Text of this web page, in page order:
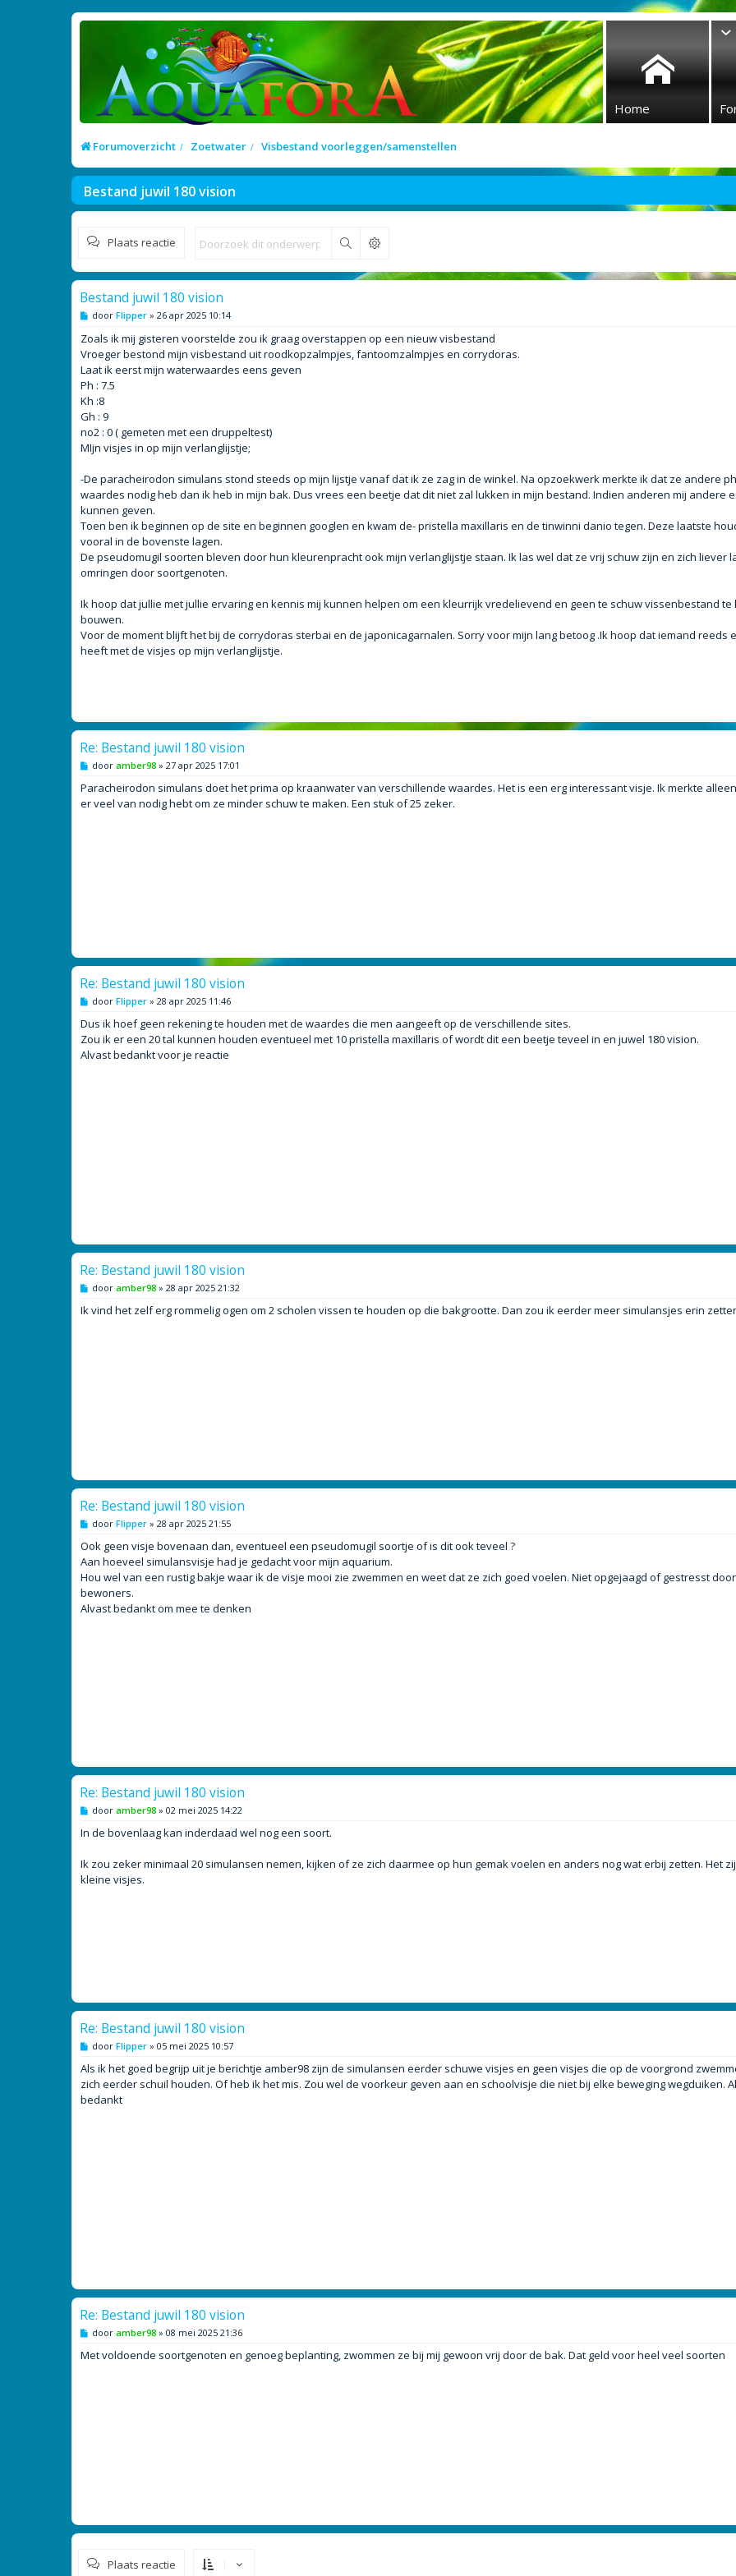
Home
Forumoverzicht Zoetwater Visbestand voorleggen/samenstellen
Bestand juwil 180 vision
Plaats reactie Zoek
Bestand juwil 180 vision
B
r
i
c
h
door Flipper » 26 apr 2025 10:14
Zoals ik mij gisteren voorstelde zou ik graag overstappen op een nieuw visbestand
Vroeger bestond mijn visbestand uit roodkopzalmpjes, fantoomzalmpjes en corrydoras.
Laat ik eerst mijn waterwaardes eens geven
Ph : 7.5
Kh :8
Gh : 9
no2 : 0 ( gemeten met een druppeltest)
MIjn visjes in op mijn verlanglijstje;
-De paracheirodon simulans stond steeds op mijn lijstje vanaf dat ik ze zag in de winkel. Na opzoekwerk merkte ik dat ze andere
waardes nodig heb dan ik heb in mijn bak. Dus vrees een beetje dat dit niet zal lukken in mijn bestand. Indien anderen mij andere
kunnen geven.
Toen ben ik beginnen op de site en beginnen googlen en kwam de- pristella maxillaris en de tinwinni danio tegen. Deze laatste
vooral in de bovenste lagen.
De pseudomugil soorten bleven door hun kleurenpracht ook mijn verlanglijstje staan. Ik las wel dat ze vrij schuw zijn en zich liever
omringen door soortgenoten.
Ik hoop dat jullie met jullie ervaring en kennis mij kunnen helpen om een kleurrijk vredelievend en geen te schuw vissenbestand te
bouwen.
Voor de moment blijft het bij de corrydoras sterbai en de japonicagarnalen. Sorry voor mijn lang betoog .Ik hoop dat iemand reeds
heeft met de visjes op mijn verlanglijstje.
Re: Bestand juwil 180 vision
B
r
i
c
door amber98 » 27 apr 2025 17:01
Paracheirodon simulans doet het prima op kraanwater van verschillende waardes. Het is een erg interessant visje. Ik merkte
er veel van nodig hebt om ze minder schuw te maken. Een stuk of 25 zeker.
Re: Bestand juwil 180 vision
B
r
i
c
h
door Flipper » 28 apr 2025 11:46
Dus ik hoef geen rekening te houden met de waardes die men aangeeft op de verschillende sites.
Zou ik er een 20 tal kunnen houden eventueel met 10 pristella maxillaris of wordt dit een beetje teveel in en juwel 180 vision.
Alvast bedankt voor je reactie
Re: Bestand juwil 180 vision
B
r
door amber98 » 28 apr 2025 21:32
Ik vind het zelf erg rommelig ogen om 2 scholen vissen te houden op die bakgrootte. Dan zou ik eerder meer simulansjes erin
Re: Bestand juwil 180 vision
B
r
i
c
h
door Flipper » 28 apr 2025 21:55
Ook geen visje bovenaan dan, eventueel een pseudomugil soortje of is dit ook teveel ?
Aan hoeveel simulansvisje had je gedacht voor mijn aquarium.
Hou wel van een rustig bakje waar ik de visje mooi zie zwemmen en weet dat ze zich goed voelen. Niet opgejaagd of gestresst
bewoners.
Alvast bedankt om mee te denken
Re: Bestand juwil 180 vision
B
h
door amber98 » 02 mei 2025 14:22
In de bovenlaag kan inderdaad wel nog een soort.
Ik zou zeker minimaal 20 simulansen nemen, kijken of ze zich daarmee op hun gemak voelen en anders nog wat erbij zetten. Het
kleine visjes.
Re: Bestand juwil 180 vision
B
r
i
c
h
door Flipper » 05 mei 2025 10:57
Als ik het goed begrijp uit je berichtje amber98 zijn de simulansen eerder schuwe visjes en geen visjes die op de voorgrond
zich eerder schuil houden. Of heb ik het mis. Zou wel de voorkeur geven aan en schoolvisje die niet bij elke beweging wegduiken.
bedankt
Re: Bestand juwil 180 vision
B
r
door amber98 » 08 mei 2025 21:36
Met voldoende soortgenoten en genoeg beplanting, zwommen ze bij mij gewoon vrij door de bak. Dat geld voor heel veel soorten
Plaats reactie